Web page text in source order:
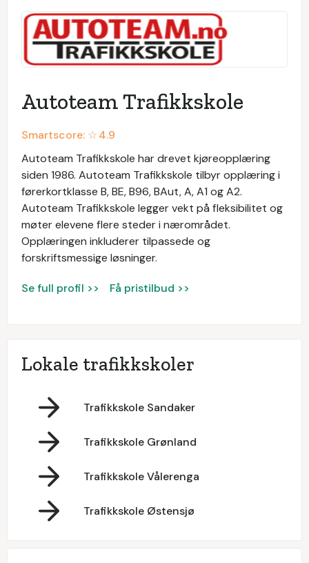
Autoteam Trafikkskole
Smartscore: ☆4.9
Autoteam Trafikkskole har drevet kjøreopplæring
siden 1986. Autoteam Trafikkskole tilbyr opplæring i
førerkortklasse B, BE, B96, BAut, A, A1 og A2.
Autoteam Trafikkskole legger vekt på fleksibilitet og
møter elevene flere steder i nærområdet.
Opplæringen inkluderer tilpassede og
forskriftsmessige løsninger.
Se full profil >> Få pristilbud >>
Lokale trafikkskoler
Trafikkskole Sandaker
Trafikkskole Grønland
Trafikkskole Vålerenga
Trafikkskole Østensjø